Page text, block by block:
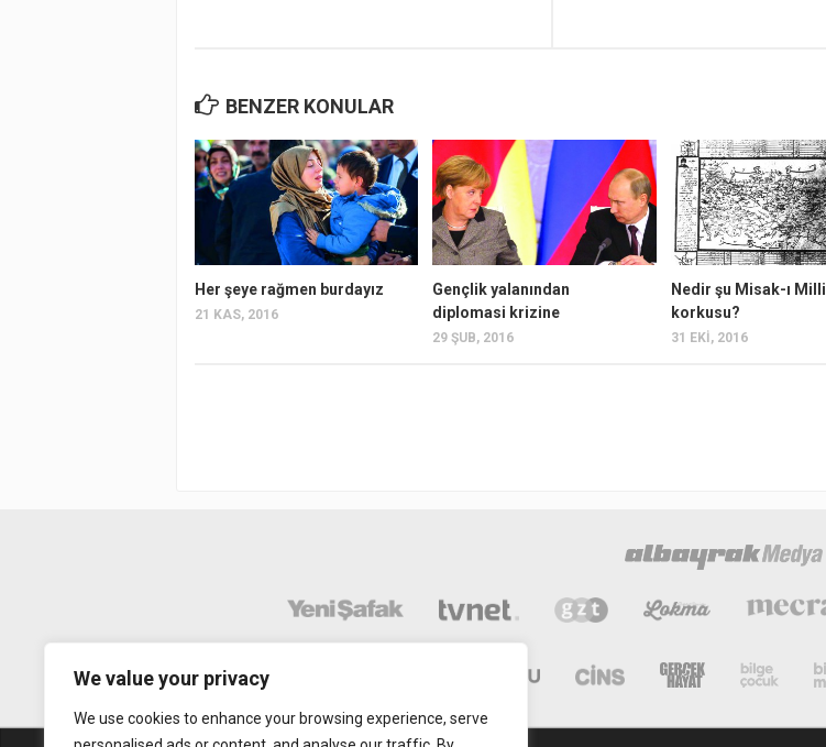
We value your privacy
We use cookies to enhance your browsing experience, serve
BENZER KONULAR
Her şeye rağmen burdayız
21 KAS, 2016
Gençlik yalanından
diplomasi krizine
29 ŞUB, 2016
Nedir şu Misak-ı Milli
korkusu?
31 EKI, 2016